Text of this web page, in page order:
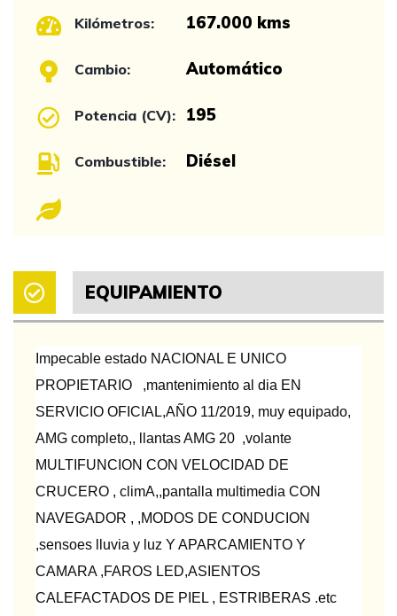
Kilómetros: 167.000 kms
Cambio: Automático
Potencia (CV): 195
Combustible: Diésel
EQUIPAMIENTO
Impecable estado NACIONAL E UNICO
PROPIETARIO ,mantenimiento al dia EN
SERVICIO OFICIAL,AÑO 11/2019, muy equipado,
AMG completo,, llantas AMG 20 ,volante
MULTIFUNCION CON VELOCIDAD DE
CRUCERO , climA,,pantalla multimedia CON
NAVEGADOR , ,MODOS DE CONDUCION
,sensoes lluvia y luz Y APARCAMIENTO Y
CAMARA ,FAROS LED,ASIENTOS
CALEFACTADOS DE PIEL , ESTRIBERAS .etc